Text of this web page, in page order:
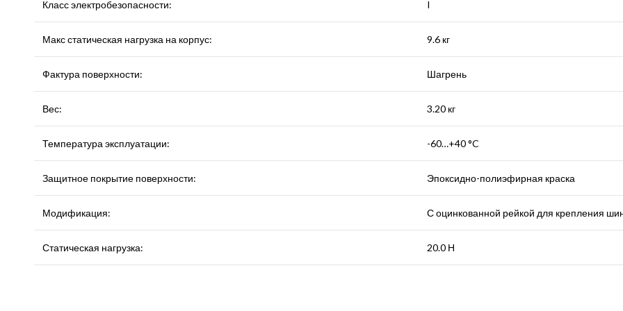
Класс электробезопасности: I
Макс статическая нагрузка на корпус: 9.6 кг
Фактура поверхности: Шагрень
Вес: 3.20 кг
Температура эксплуатации: -60…+40 °C
Защитное покрытие поверхности: Эпоксидно-полиэфирная краска
Модификация: С оцинкованной рейкой для крепления
Статическая нагрузка: 20.0 Н